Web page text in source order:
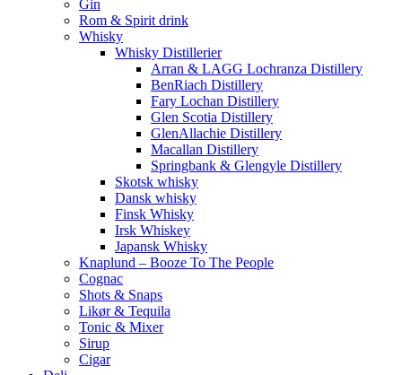
Gin
Rom & Spirit drink
Whisky
Whisky Distillerier
Arran & LAGG Lochranza Distillery
BenRiach Distillery
Fary Lochan Distillery
Glen Scotia Distillery
GlenAllachie Distillery
Macallan Distillery
Springbank & Glengyle Distillery
Skotsk whisky
Dansk whisky
Finsk Whisky
Irsk Whiskey
Japansk Whisky
Knaplund – Booze To The People
Cognac
Shots & Snaps
Likør & Tequila
Tonic & Mixer
Sirup
Cigar